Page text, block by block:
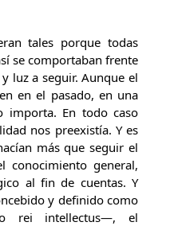
tales porque todas
se comportaban frente
luz a seguir. Aunque el
en el pasado, en una
importa. En todo caso
nos preexistía. Y es
más que seguir el
conocimiento general,
al fin de cuentas. Y
y definido como
rei intellectus—, el